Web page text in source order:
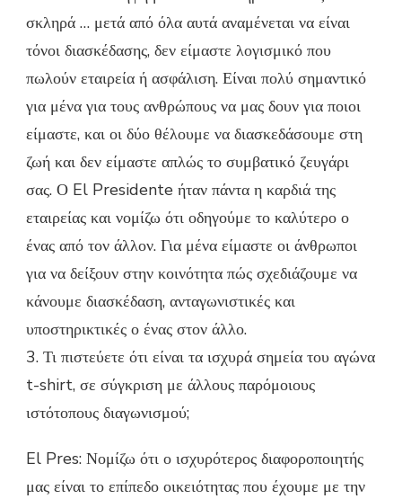
σκληρά … μετά από όλα αυτά αναμένεται να είναι
τόνοι διασκέδασης, δεν είμαστε λογισμικό που
πωλούν εταιρεία ή ασφάλιση. Είναι πολύ σημαντικό
για μένα για τους ανθρώπους να μας δουν για ποιοι
είμαστε, και οι δύο θέλουμε να διασκεδάσουμε στη
ζωή και δεν είμαστε απλώς το συμβατικό ζευγάρι
σας. Ο El Presidente ήταν πάντα η καρδιά της
εταιρείας και νομίζω ότι οδηγούμε το καλύτερο ο
ένας από τον άλλον. Για μένα είμαστε οι άνθρωποι
για να δείξουν στην κοινότητα πώς σχεδιάζουμε να
κάνουμε διασκέδαση, ανταγωνιστικές και
υποστηρικτικές ο ένας στον άλλο.
3. Τι πιστεύετε ότι είναι τα ισχυρά σημεία του αγώνα
t-shirt, σε σύγκριση με άλλους παρόμοιους
ιστότοπους διαγωνισμού;
El Pres: Νομίζω ότι ο ισχυρότερος διαφοροποιητής
μας είναι το επίπεδο οικειότητας που έχουμε με την